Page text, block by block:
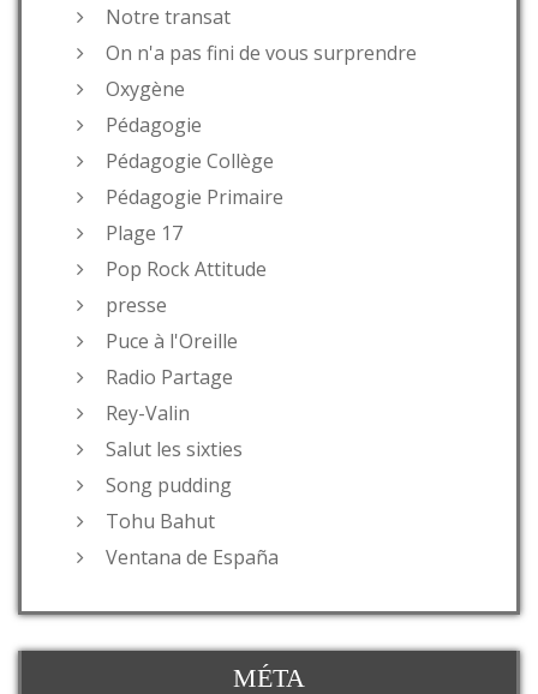
Notre transat
On n'a pas fini de vous surprendre
Oxygène
Pédagogie
Pédagogie Collège
Pédagogie Primaire
Plage 17
Pop Rock Attitude
presse
Puce à l'Oreille
Radio Partage
Rey-Valin
Salut les sixties
Song pudding
Tohu Bahut
Ventana de España
MÉTA